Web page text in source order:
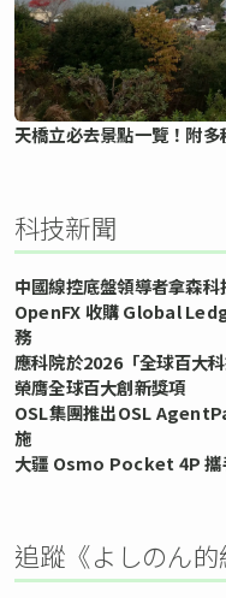
天橋立必去景點一覽！附
科技新聞
中國線控底盤領導者拿森
OpenFX 收購 Global
務
應科院於2026「全球百大
榮膺全球百大創新獎項
OSL集團推出OSL
施
大疆 Osmo Pocket 4P 攜
追蹤《よしのん的